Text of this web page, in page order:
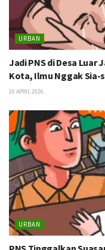
URBAN
Jadi PNS di Desa Luar
Kota, Ilmu Nggak Sia-
20 APRIL 2026
URBAN